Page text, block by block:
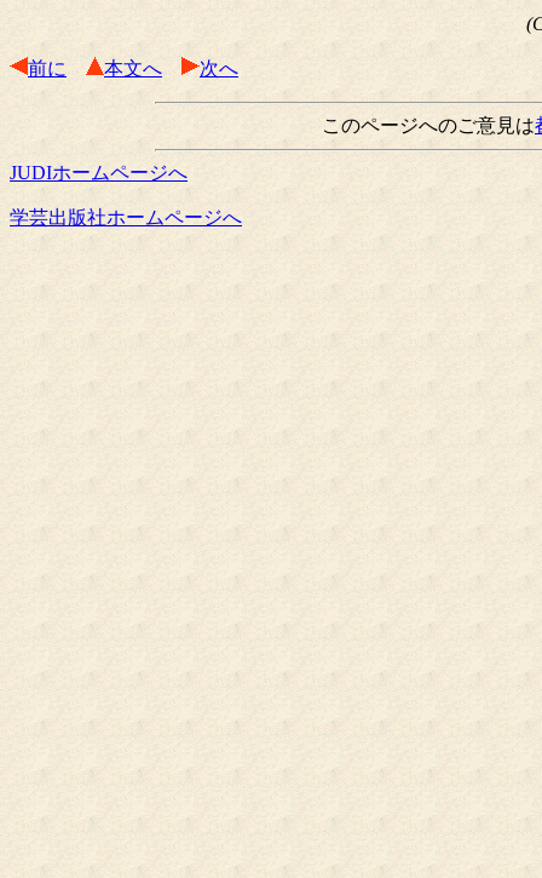
前に 本文へ 次へ
このページへのご意見は
JUDIホームページへ
学芸出版社ホームページへ